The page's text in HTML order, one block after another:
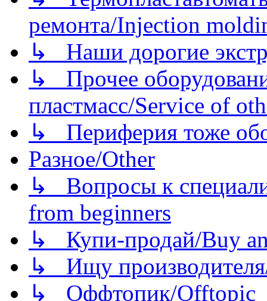
ремонта/Injection
↳ Наши дорогие
↳ Прочее
пластмасс/Service of
↳ Периферия тоже
Разное/Other
↳ Вопросы к
from beginners
↳ Купи-продай/Buy
↳ Ищу
↳ Оффтопик/Offtopic